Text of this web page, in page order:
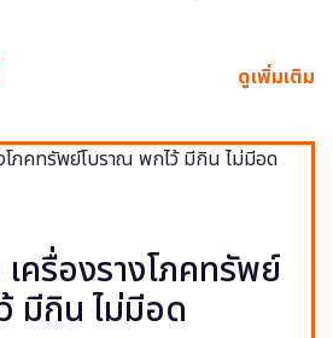
ดูเพิ่มเติม
ครื่องรางโภคทรัพย์
มีกิน ไม่มีอด